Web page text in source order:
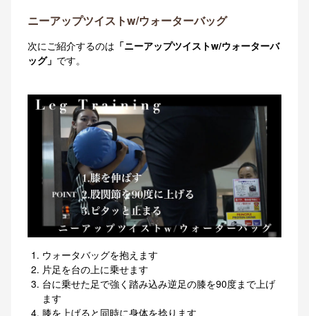
ニーアップツイストw/ウォーターバッグ
次にご紹介するのは 「ニーアップツイストw/ウォーターバ
ッグ」 です。
ウォータバッグを抱えます
片足を台の上に乗せます
台に乗せた足で強く踏み込み逆足の膝を90度まで上げ
ます
膝を上げると同時に身体を捻ります